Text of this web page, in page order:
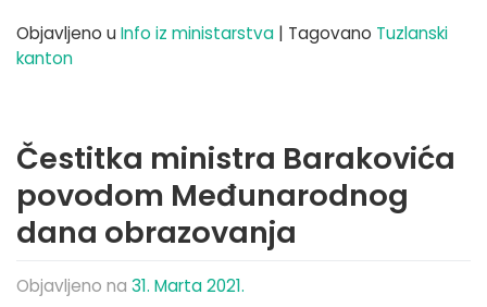
Objavljeno u Info iz ministarstva | Tagovano Tuzlanski
kanton
Čestitka ministra Barakovića
povodom Međunarodnog
dana obrazovanja
Objavljeno na 31. Marta 2021.